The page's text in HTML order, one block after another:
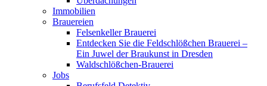
Immobilien
Brauereien
Felsenkeller Brauerei
Entdecken Sie die Feldschlößchen Brauerei –
Ein Juwel der Braukunst in Dresden
Waldschlößchen-Brauerei
Jobs